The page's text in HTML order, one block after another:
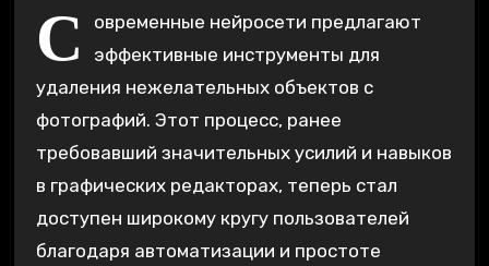
С
овременные нейросети предлагают
эффективные инструменты для
удаления нежелательных объектов с
фотографий. Этот процесс, ранее
требовавший значительных усилий и навыков
в графических редакторах, теперь стал
доступен широкому кругу пользователей
благодаря автоматизации и простоте